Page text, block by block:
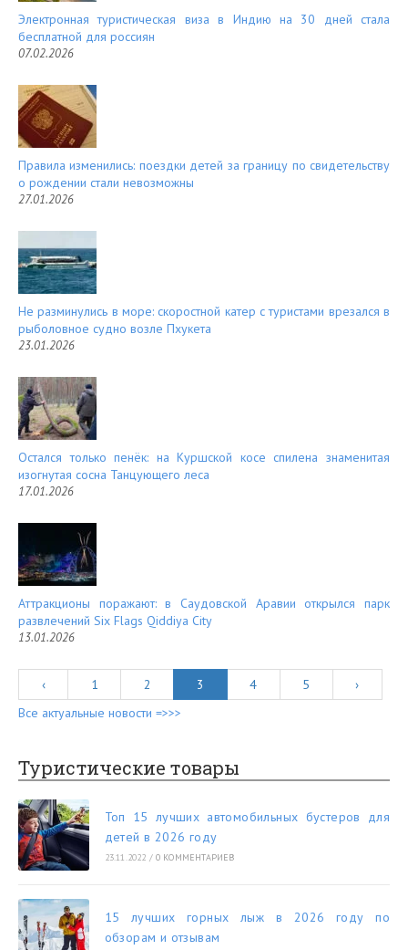
Электронная туристическая виза в Индию на 30 дней стала
бесплатной для россиян
07.02.2026
Правила изменились: поездки детей за границу по свидетельству
о рождении стали невозможны
27.01.2026
Не разминулись в море: скоростной катер с туристами врезался в
рыболовное судно возле Пхукета
23.01.2026
Остался только пенёк: на Куршской косе спилена знаменитая
изогнутая сосна Танцующего леса
17.01.2026
Аттракционы поражают: в Саудовской Аравии открылся парк
развлечений Six Flags Qiddiya City
13.01.2026
‹ 1 2 3 4 5
›
Все актуальные новости =>>>
Туристические товары
Топ 15 лучших автомобильных бустеров для
детей в 2026 году
23.11.2022 / 0 КОММЕНТАРИЕВ
15 лучших горных лыж в 2026 году по
обзорам и отзывам